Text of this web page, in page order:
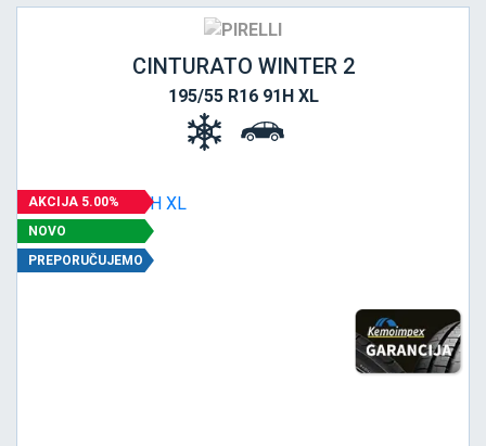
CINTURATO WINTER 2
195/55 R16 91H XL
AKCIJA 5.00%
NOVO
PREPORUČUJEMO